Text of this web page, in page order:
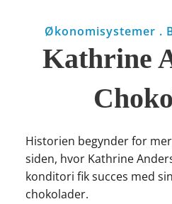
Økonomisystemer .
Kathrine
Historien begynder for
siden, hvor Kathrine
konditori fik succes med
chokolader.